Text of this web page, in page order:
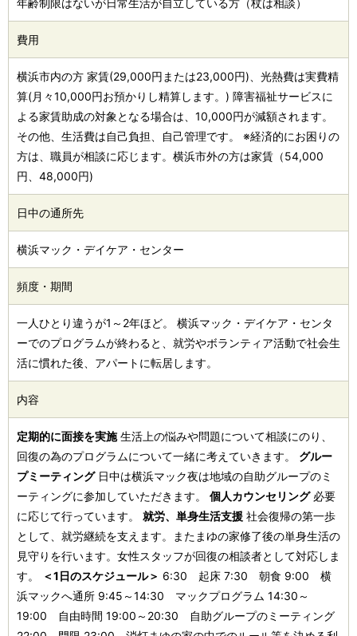
年齢制限はないが日常生活が自立している方（杖は相談）
費用
横浜市内の方 家賃(29,000円または23,000円)、光熱費は実費精
算(月々10,000円お預かりし精算します。) 障害福祉サービスに
よる家賃助成の対象となる場合は、10,000円が減額されます。
その他、生活費は自己負担、自己管理です。 ※経済的にお困りの
方は、職員が相談に応じます。横浜市外の方は家賃（54,000
円、48,000円)
日中の通所先
横浜マック・デイケア・センター
頻度・期間
一人ひとり違うが1～2年ほど。 横浜マック・デイケア・センタ
ーでのプログラムが終わると、就労やボランティア活動で社会生
活に慣れた後、アパートに転居します。
内容
定期的に面接を実施生活上の悩みや問題について相談にのり、
回復の為のプログラムについて一緒に考えていきます。 グルー
プミーティング日中は横浜マック夜は地域の自助グループのミ
ーティングに参加していただきます。 個人カウンセリング必要
に応じて行っています。 就労、単身生活支援 社会復帰の第一歩
として、就労継続を支えます。またまゆの家修了後の単身生活の
見守りを行います。女性スタッフが回復の相談者として対応しま
す。
＜1日のスケジュール＞ 6:30 起床 7:30 朝食 9:00 横
浜マックへ通所 9:45～14:30 マックプログラム 14:30～
19:00 自由時間 19:00～20:30 自助グループのミーティング